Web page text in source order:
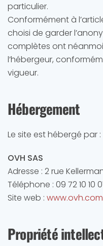
particulier.
Conformément à
choisi de garder
complètes ont
l’hébergeur,
vigueur.
Hébergement
Le site est hébergé par :
OVH SAS
Adresse : 2 rue
Téléphone : 09 72 10 10
Site web : www.ovh.com
Propriété